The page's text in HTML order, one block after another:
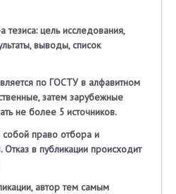
тезиса: цель исследования,
выводы, список
по ГОСТУ в алфавитном
затем зарубежные
не более 5 источников.
собой право отбора и
Отказ в публикации происходит
автор тем самым